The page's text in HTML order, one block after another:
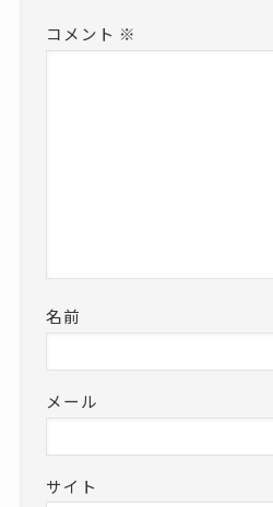
コメント ※
名前
メール
サイト